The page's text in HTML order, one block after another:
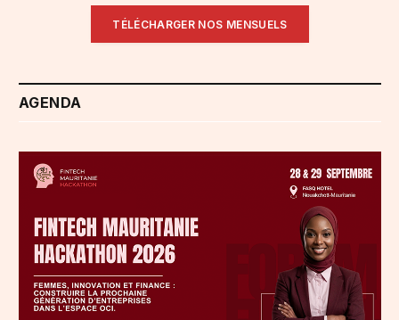
TÉLÉCHARGER NOS MENSUELS
AGENDA